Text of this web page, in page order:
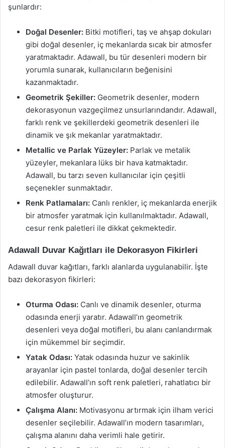
şunlardır:
Doğal Desenler: Bitki motifleri, taş ve ahşap dokuları
gibi doğal desenler, iç mekanlarda sıcak bir atmosfer
yaratmaktadır. Adawall, bu tür desenleri modern bir
yorumla sunarak, kullanıcıların beğenisini
kazanmaktadır.
Geometrik Şekiller: Geometrik desenler, modern
dekorasyonun vazgeçilmez unsurlarındandır. Adawall,
farklı renk ve şekillerdeki geometrik desenleri ile
dinamik ve şık mekanlar yaratmaktadır.
Metallic ve Parlak Yüzeyler: Parlak ve metalik
yüzeyler, mekanlara lüks bir hava katmaktadır.
Adawall, bu tarzı seven kullanıcılar için çeşitli
seçenekler sunmaktadır.
Renk Patlamaları: Canlı renkler, iç mekanlarda enerjik
bir atmosfer yaratmak için kullanılmaktadır. Adawall,
cesur renk paletleri ile dikkat çekmektedir.
Adawall Duvar Kağıtları ile Dekorasyon Fikirleri
Adawall duvar kağıtları, farklı alanlarda uygulanabilir. İşte
bazı dekorasyon fikirleri:
Oturma Odası: Canlı ve dinamik desenler, oturma
odasında enerji yaratır. Adawall’ın geometrik
desenleri veya doğal motifleri, bu alanı canlandırmak
için mükemmel bir seçimdir.
Yatak Odası: Yatak odasında huzur ve sakinlik
arayanlar için pastel tonlarda, doğal desenler tercih
edilebilir. Adawall’ın soft renk paletleri, rahatlatıcı bir
atmosfer oluşturur.
Çalışma Alanı: Motivasyonu artırmak için ilham verici
desenler seçilebilir. Adawall’ın modern tasarımları,
çalışma alanını daha verimli hale getirir.